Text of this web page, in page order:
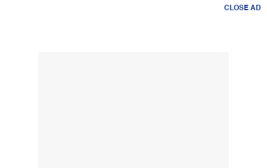
CLOSE AD